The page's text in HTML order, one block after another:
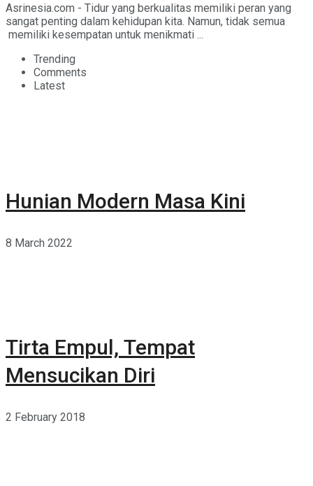
Asrinesia.com - Tidur yang berkualitas memiliki peran yang
sangat penting dalam kehidupan kita. Namun, tidak semua
memiliki kesempatan untuk menikmati ...
Trending
Comments
Latest
Hunian Modern Masa Kini
8 March 2022
Tirta Empul, Tempat
Mensucikan Diri
2 February 2018